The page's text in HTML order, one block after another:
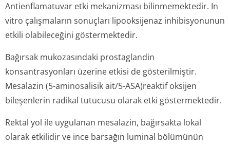
Antienflamatuvar etki mekanizması bilinmemektedir. In
vitro çalışmaların sonuçları lipooksijenaz inhibisyonunun
etkili olabileceğini göstermektedir.
Bağırsak mukozasındaki prostaglandin
konsantrasyonları üzerine etkisi de gösterilmiştir.
Mesalazin (5-aminosalisik ait/5-ASA)reaktif oksijen
bileşenlerin radikal tutucusu olarak etki göstermektedir.
Rektal yol ile uygulanan mesalazin, bağırsakta lokal
olarak etkilidir ve ince barsağın luminal bölümünün